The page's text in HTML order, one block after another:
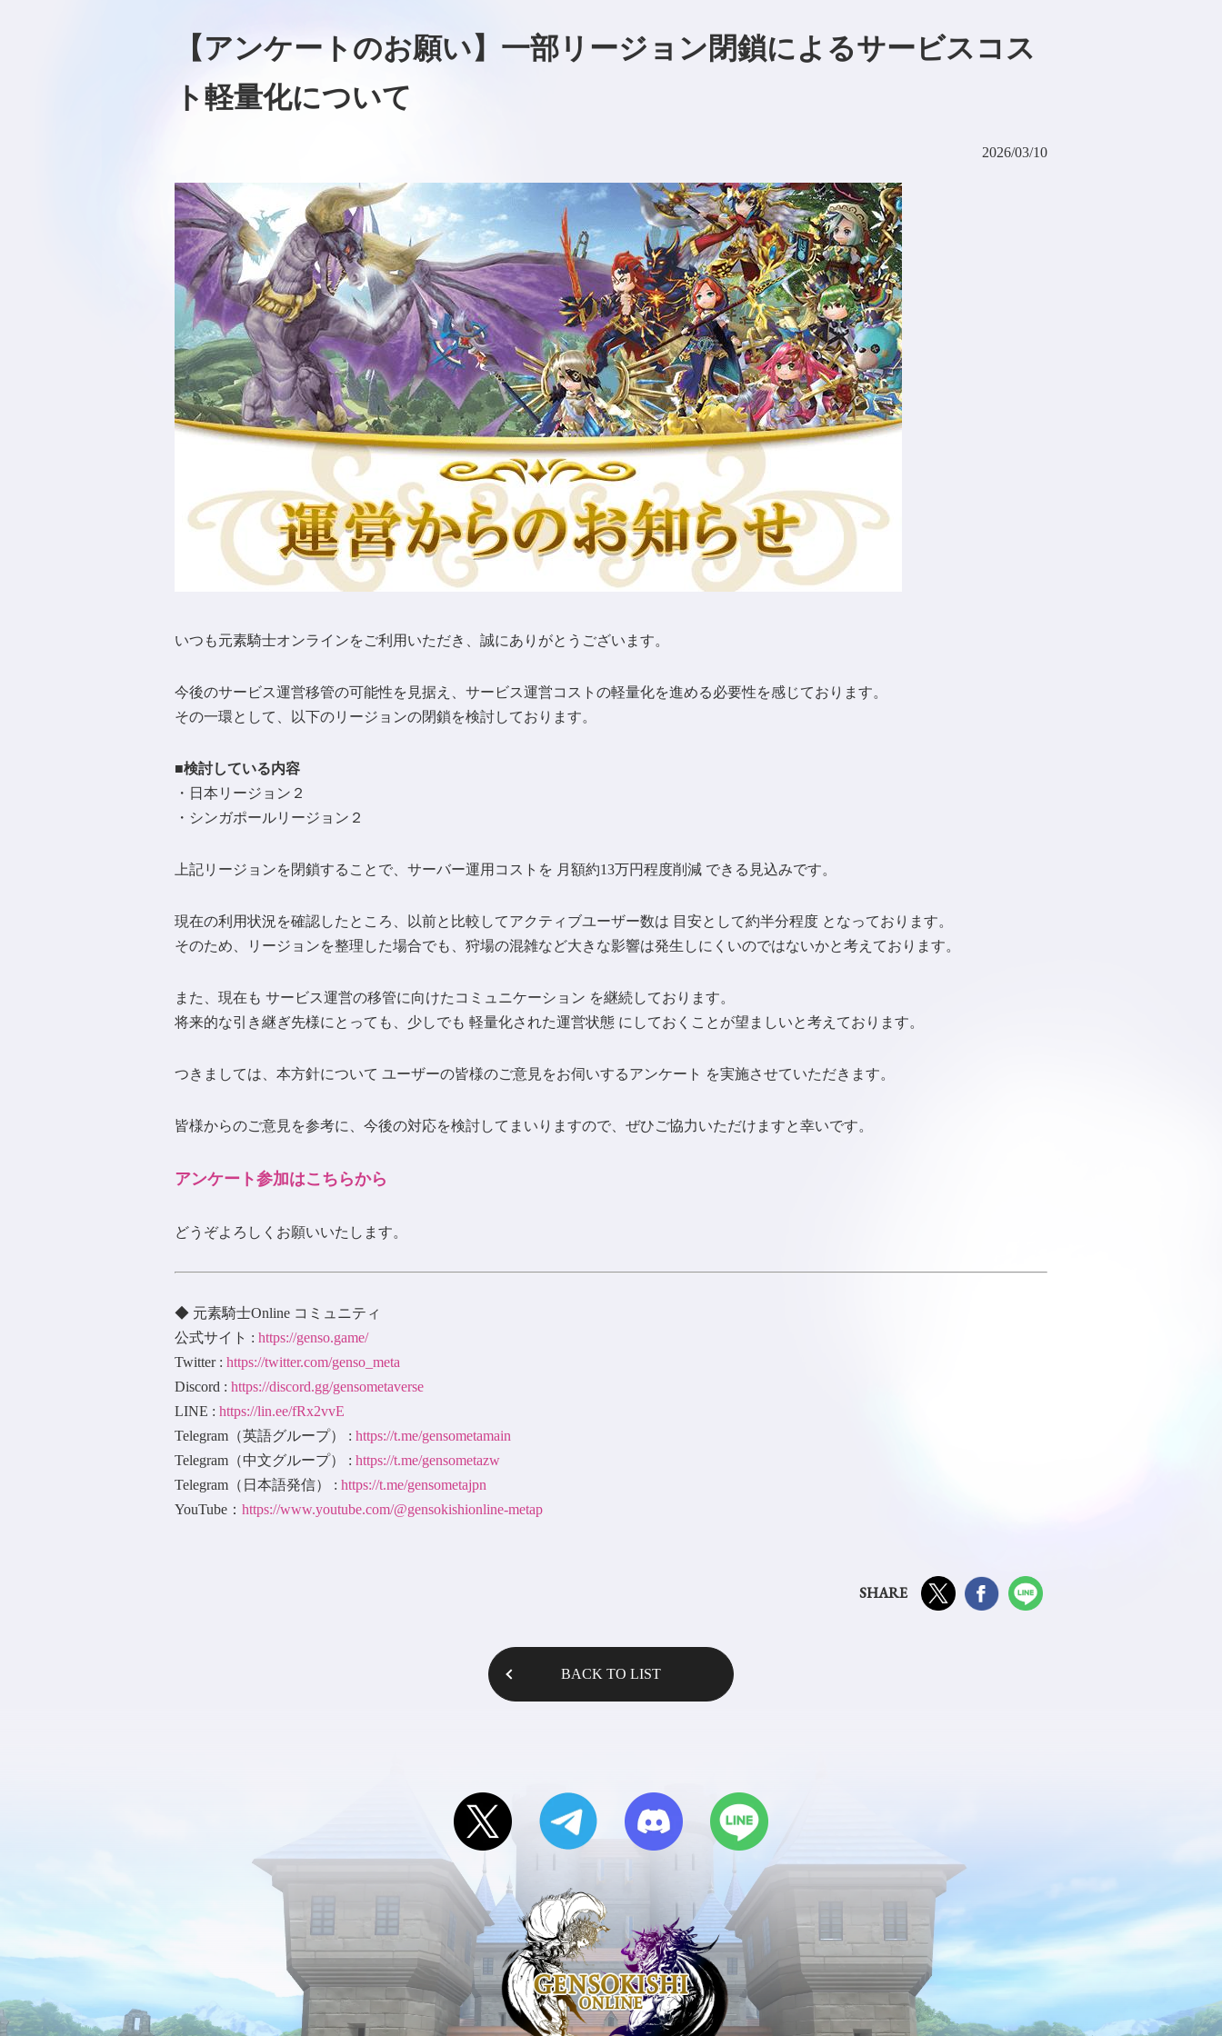
【アンケートのお願い】一部リージョン閉鎖によるサービスコス
ト軽量化について
2026/03/10
いつも元素騎士オンラインをご利用いただき、誠にありがとうございます。
今後のサービス運営移管の可能性を見据え、サービス運営コストの軽量化を進める必要性を感じております。
その一環として、以下のリージョンの閉鎖を検討しております。
■検討している内容
・日本リージョン２
・シンガポールリージョン２
上記リージョンを閉鎖することで、サーバー運用コストを 月額約13万円程度削減 できる見込みです。
現在の利用状況を確認したところ、以前と比較してアクティブユーザー数は 目安として約半分程度 となっております。
そのため、リージョンを整理した場合でも、狩場の混雑など大きな影響は発生しにくいのではないかと考えております。
また、現在も サービス運営の移管に向けたコミュニケーション を継続しております。
将来的な引き継ぎ先様にとっても、少しでも 軽量化された運営状態 にしておくことが望ましいと考えております。
つきましては、本方針について ユーザーの皆様のご意見をお伺いするアンケート を実施させていただきます。
皆様からのご意見を参考に、今後の対応を検討してまいりますので、ぜひご協力いただけますと幸いです。
アンケート参加はこちらから
どうぞよろしくお願いいたします。
◆ 元素騎士Online コミュニティ
公式サイト : https://genso.game/
Twitter : https://twitter.com/genso_meta
Discord : https://discord.gg/gensometaverse
LINE : https://lin.ee/fRx2vvE
Telegram（英語グループ） : https://t.me/gensometamain
Telegram（中文グループ） : https://t.me/gensometazw
Telegram（日本語発信） : https://t.me/gensometajpn
YouTube： https://www.youtube.com/@gensokishionline-metap
SHARE
BACK TO LIST